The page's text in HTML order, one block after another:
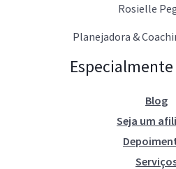
Rosielle
Planejadora &
Blog
Seja um